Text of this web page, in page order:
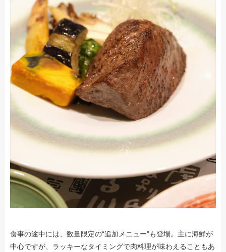
食事の途中には、数量限定の“追加メニュー”も登場。主に海鮮が
中心ですが、ラッキーなタイミングで肉料理が味わえることもあ